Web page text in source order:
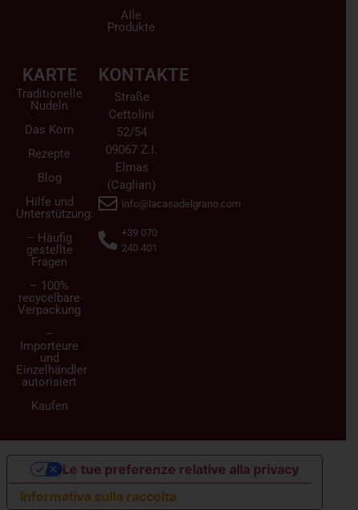
Alle
Produkte
KARTE
Traditionelle
Nudeln
Das Korn
Rezepte
Blog
Hilfe und
Unterstützung:
– Häufig
gestellte
Fragen
– 100%
recycelbare
Verpackung
–
Importeure
und
Einzelhändler
autorisiert
Kaufen
KONTAKTE
Straße
Cettolini
52/54
09067 Z.I.
Elmas
(Cagliari)
info@lacasadelgrano.com
+39 070
240 401
Informativa sulla raccolta
Le tue preferenze relative alla privacy